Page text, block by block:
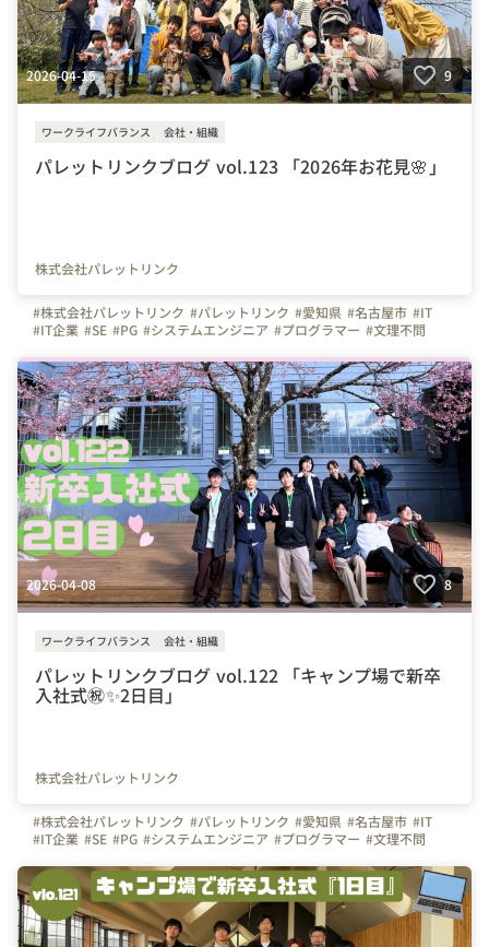
2026-04-15 9
ワークライフバランス 会社・組織
パレットリンクブログ vol.123 「2026年お花見🌸」
株式会社パレットリンク
#株式会社パレットリンク #パレットリンク #愛知県 #名古屋市 #IT
#IT企業 #SE #PG #システムエンジニア #プログラマー #文理不問
#テレワーク #在宅勤務 #自慢の福利厚生 #写真で伝える会社の雰囲気
#社内イベント #同好会 #つながりを大切に #色とりどりの未来をITで
#パレットリンクブログ #名古屋駅 #懇親会 #ごはん #お花見
#庄内緑地公園 #桜 #🍺 #ピクニック #🌳 #イベント #春
2026-04-08 8
ワークライフバランス 会社・組織
パレットリンクブログ vol.122 「キャンプ場で新卒
入社式㊗️✨2日目」
株式会社パレットリンク
#株式会社パレットリンク #パレットリンク #愛知県 #名古屋市 #IT
#IT企業 #SE #PG #システムエンジニア #プログラマー #文理不問
#テレワーク #在宅勤務 #自慢の福利厚生 #写真で伝える会社の雰囲気
#社内イベント #同好会 #つながりを大切に #色とりどりの未来をITで
#パレットリンクブログ
#名古屋駅 #懇親会 #ごはん #入社式
#新入社員 #チームビルディング #⛺ #キャンプ #研修 #BBQ #🍖